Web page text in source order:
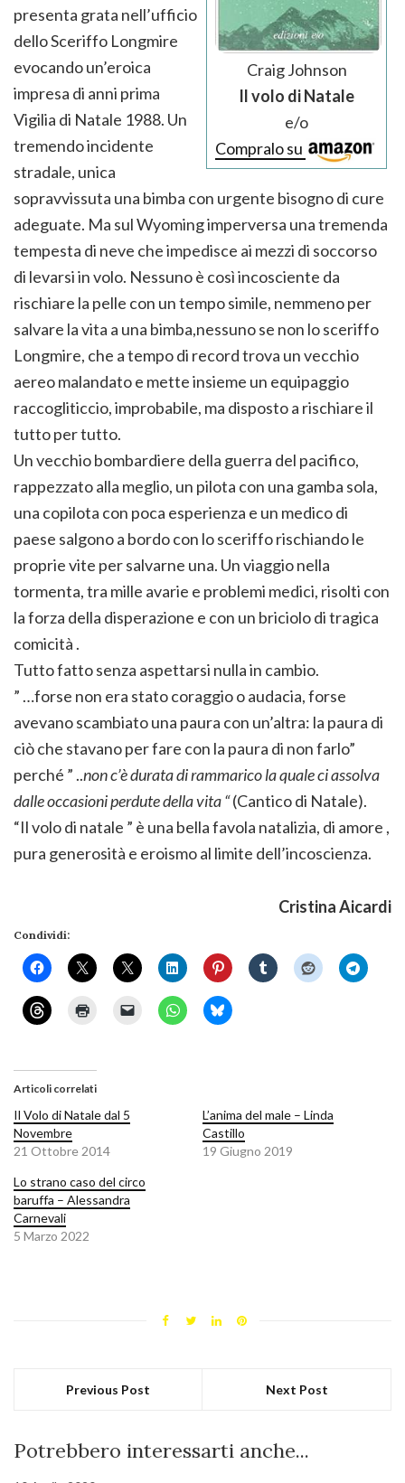
Craig Johnson
Il volo di Natale
e/o
Compralo su
presenta grata nell’ufficio
dello Sceriffo Longmire
evocando un’eroica
impresa di anni prima
Vigilia di Natale 1988. Un
tremendo incidente
stradale, unica
sopravvissuta una bimba con urgente bisogno di cure
adeguate. Ma sul Wyoming imperversa una tremenda
tempesta di neve che impedisce ai mezzi di soccorso
di levarsi in volo. Nessuno è così incosciente da
rischiare la pelle con un tempo simile, nemmeno per
salvare la vita a una bimba,nessuno se non lo sceriffo
Longmire, che a tempo di record trova un vecchio
aereo malandato e mette insieme un equipaggio
raccogliticcio, improbabile, ma disposto a rischiare il
tutto per tutto.
Un vecchio bombardiere della guerra del pacifico,
rappezzato alla meglio, un pilota con una gamba sola,
una copilota con poca esperienza e un medico di
paese salgono a bordo con lo sceriffo rischiando le
proprie vite per salvarne una. Un viaggio nella
tormenta, tra mille avarie e problemi medici, risolti con
la forza della disperazione e con un briciolo di tragica
comicità .
Tutto fatto senza aspettarsi nulla in cambio.
” …forse non era stato coraggio o audacia, forse
avevano scambiato una paura con un’altra: la paura di
ciò che stavano per fare con la paura di non farlo”
perché ” ..non c’è durata di rammarico la quale ci assolva
dalle occasioni perdute della vita “(Cantico di Natale).
“Il volo di natale ” è una bella favola natalizia, di amore ,
pura generosità e eroismo al limite dell’incoscienza.
Cristina Aicardi
Condividi:
Articoli correlati
Il Volo di Natale dal 5
Novembre
21 Ottobre 2014
L’anima del male – Linda
Castillo
19 Giugno 2019
Lo strano caso del circo
baruffa – Alessandra
Carnevali
5 Marzo 2022
Previous Post Next Post
Potrebbero interessarti anche...